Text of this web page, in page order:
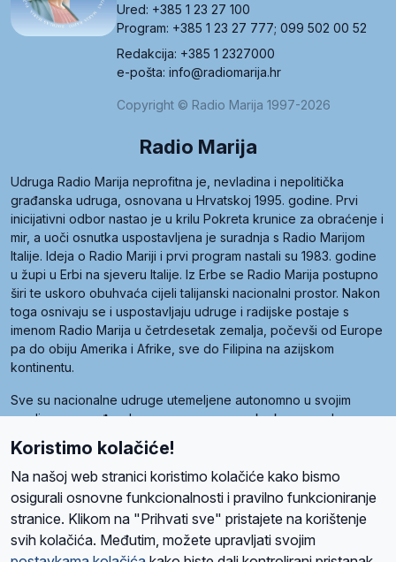
Ured: +385 1 23 27 100
Program: +385 1 23 27 777; 099 502 00 52
Redakcija: +385 1 2327000
e-pošta: info@radiomarija.hr
Copyright © Radio Marija 1997-2026
Radio Marija
Udruga Radio Marija neprofitna je, nevladina i nepolitička
građanska udruga, osnovana u Hrvatskoj 1995. godine. Prvi
inicijativni odbor nastao je u krilu Pokreta krunice za obraćenje i
mir, a uoči osnutka uspostavljena je suradnja s Radio Marijom
Italije. Ideja o Radio Mariji i prvi program nastali su 1983. godine
u župi u Erbi na sjeveru Italije. Iz Erbe se Radio Marija postupno
širi te uskoro obuhvaća cijeli talijanski nacionalni prostor. Nakon
toga osnivaju se i uspostavljaju udruge i radijske postaje s
imenom Radio Marija u četrdesetak zemalja, počevši od Europe
pa do obiju Amerika i Afrike, sve do Filipina na azijskom
kontinentu.
Sve su nacionalne udruge utemeljene autonomno u svojim
zemljama, a međusobna su povezane preko krovne udruge
pod nazivom Svjetska obitelj Radio Marije (World Family of
Radio Maria). Svjetsku obitelj utemeljilo je sedam članica, među
kojima je i hrvatska Udruga Radio Marija.
O namaRadio ProgramVolonteriPrijateljiKontaktPravila privatnosti
Koristimo kolačiće!
Na našoj web stranici koristimo kolačiće kako bismo
osigurali osnovne funkcionalnosti i pravilno funkcioniranje
stranice. Klikom na "Prihvati sve" pristajete na korištenje
svih kolačića. Međutim, možete upravljati svojim